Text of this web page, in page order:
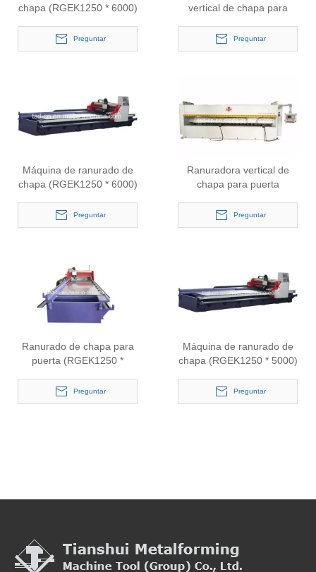
chapa (RGEK1250 * 6000)
Preguntar
vertical de chapa para
5000)
Preguntar
Máquina de ranurado de
chapa (RGEK1250 * 6000)
Preguntar
Ranuradora vertical de
chapa para puerta
Preguntar
Ranurado de chapa para
puerta (RGEK1250 *
Preguntar
Máquina de ranurado de
chapa (RGEK1250 * 5000)
Preguntar